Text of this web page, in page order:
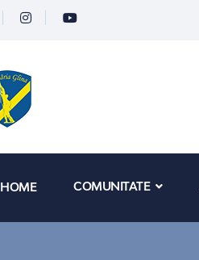
HOME COMUNITATE